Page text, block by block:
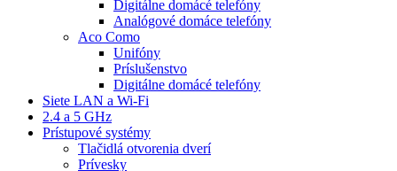
Digitálne domácé telefóny
Analógové domáce telefóny
Aco Como
Unifóny
Príslušenstvo
Digitálne domácé telefóny
Siete LAN a Wi-Fi
2.4 a 5 GHz
Prístupové systémy
Tlačidlá otvorenia dverí
Prívesky